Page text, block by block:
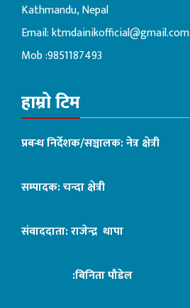
Kathmandu, Nepal
Email:ktmdainikofficial@gmail.com
Mob :9851187493
हाम्रो टिम
प्रबन्ध निर्देशक/सञ्चालक: नेत्र क्षेत्री
सम्पादक: चन्दा क्षेत्री
संवाददाता: राजेन्द्र थापा
:बिनिता पौडेल